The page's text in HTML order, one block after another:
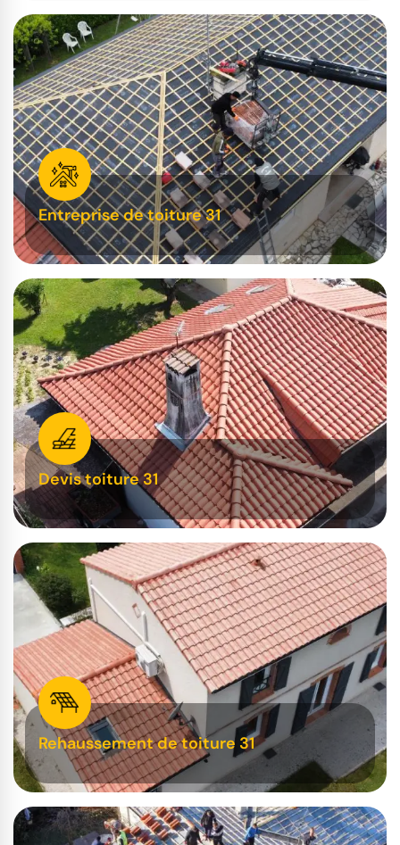
Entreprise de toiture 31
Devis toiture 31
Rehaussement de toiture 31